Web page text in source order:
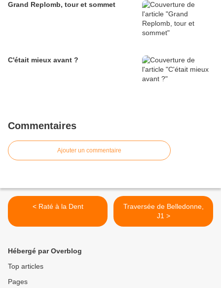
Grand Replomb, tour et sommet
C'était mieux avant ?
Commentaires
Ajouter un commentaire
< Raté à la Dent
Traversée de Belledonne,
J1 >
Hébergé par Overblog
Top articles
Pages